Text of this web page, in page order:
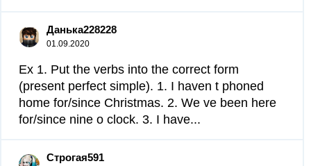
Данька228228
01.09.2020
Ex 1. Put the verbs into the correct form
(present perfect simple). 1. I haven t phoned
home for/since Christmas. 2. We ve been here
for/since nine o clock. 3. I have...
Строгая591